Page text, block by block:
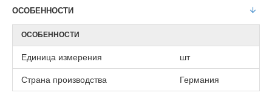
ОСОБЕННОСТИ
ОСОБЕННОСТИ
Единица измерения шт
Страна производства Германия